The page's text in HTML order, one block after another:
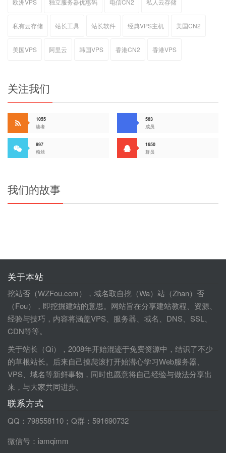
欧洲VPS 独立服务器优惠码 电信CN2 私人云存储
私有云存储 站长工具 站长软件 经典VPS主机 美国CN2
美国VPS 阿里云 韩国VPS 香港CN2 香港VPS
关注我们
1055
读者
563
成员
897
粉丝
1650
群员
我们的故事
关于本站
挖站否（WZFou.com），域名取自挖（Wa）站（Zhan）否
（Fou），即挖掘建站的意思。网站旨在分享建站教程、资源、
经验与技巧，内容将涵盖VPS、服务器、域名、DNS、SSL、
CDN等等。
关于站长（Qi），2008年开始混迹于免费资源中，结识了不少
的草根站长。后来自己摸爬滚打开始潜心学习Web服务器、
VPS、域名等新鲜事物，同时也愿意将自己经验与做法分享出
来，与大家共同进步。
联系方式
QQ：798558110；Q群：591690732
微信号：iamqimm